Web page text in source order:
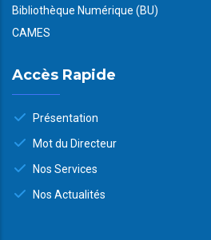
Bibliothèque Numérique (BU)
CAMES
Accès Rapide
Présentation
Mot du Directeur
Nos Services
Nos Actualités